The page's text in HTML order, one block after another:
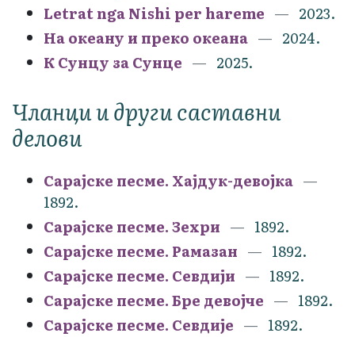
Letrat nga Nishi per hareme
2023.
На океану и преко океана
2024.
К Сунцу за Сунце
2025.
Чланци и други саставни
делови
Сарајске песме. Хајдук-девојка
1892.
Сарајске песме. Зехри
1892.
Сарајске песме. Рамазан
1892.
Сарајске песме. Севдији
1892.
Сарајске песме. Бре девојче
1892.
Сарајске песме. Севдије
1892.